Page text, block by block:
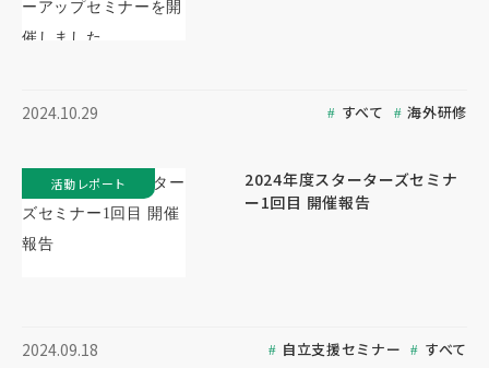
2024.10.29 すべて 海外研修
2024年度スターターズセミナ
ー1回目 開催報告
2024.09.18 自立支援セミナー すべて
活動レポート